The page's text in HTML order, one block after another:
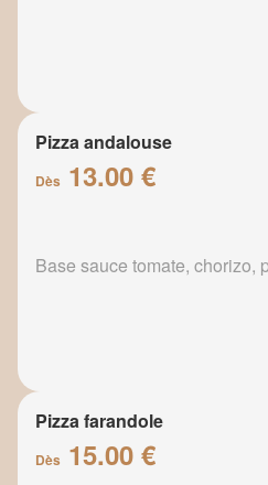
Pizza andalouse
Dès 13.00 €
Base sauce tomate, chorizo,
Pizza farandole
Dès 15.00 €